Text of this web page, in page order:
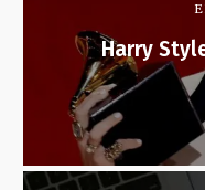
Harry